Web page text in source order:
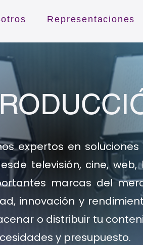
Representaciones
expertos en
televisión, cine,
marcas del
innovación y
o distribuir tu
y presupuesto.